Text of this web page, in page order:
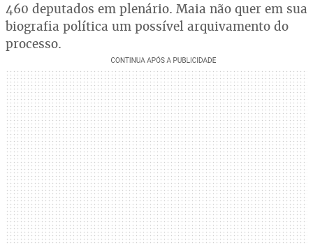
460 deputados em plenário. Maia não quer em sua
biografia política um possível arquivamento do
processo.